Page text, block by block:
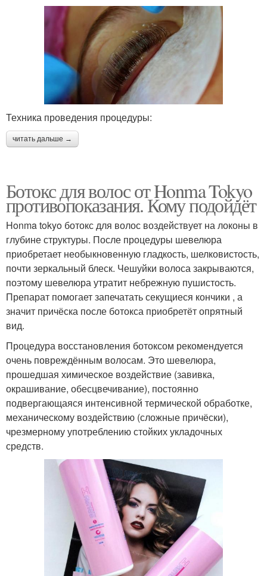
Техника проведения процедуры:
читать дальше →
Ботокс для волос от Honma Tokyo
противопоказания. Кому подойдёт
Honma tokyo ботокс для волос воздействует на локоны в
глубине структуры. После процедуры шевелюра
приобретает необыкновенную гладкость, шелковистость,
почти зеркальный блеск. Чешуйки волоса закрываются,
поэтому шевелюра утратит небрежную пушистость.
Препарат помогает запечатать секущиеся кончики , а
значит причёска после ботокса приобретёт опрятный
вид.
Процедура восстановления ботоксом рекомендуется
очень повреждённым волосам. Это шевелюра,
прошедшая химическое воздействие (завивка,
окрашивание, обесцвечивание), постоянно
подвергающаяся интенсивной термической обработке,
механическому воздействию (сложные причёски),
чрезмерному употреблению стойких укладочных
средств.